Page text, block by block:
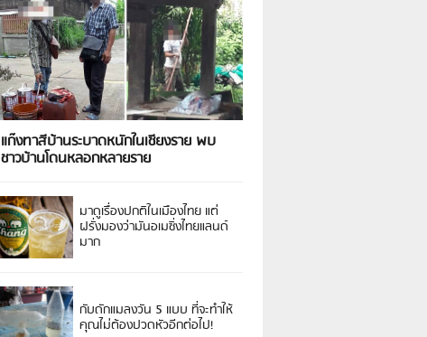
แก๊งทาสีบ้านระบาดหนักในเชียงราย พบ
ชาวบ้านโดนหลอกหลายราย
มาดูเรื่องปกติในเมืองไทย แต่
ฝรั่งมองว่ามันอเมซิ่งไทยแลนด์
มาก
กับดักแมลงวัน 5 แบบ ที่จะทำให้
คุณไม่ต้องปวดหัวอีกต่อไป!